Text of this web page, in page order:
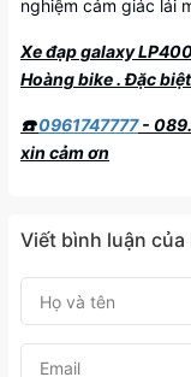
nghiệm cảm giác lái
Xe đạp galaxy
Hoàng bike . Đặc
☎️0961747777-
xin cảm ơn
Viết bình luận của